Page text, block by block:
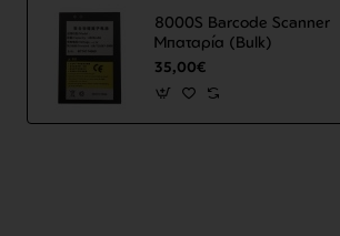
8000S Barcode Scanner
Μπαταρία (Bulk)
35,00€